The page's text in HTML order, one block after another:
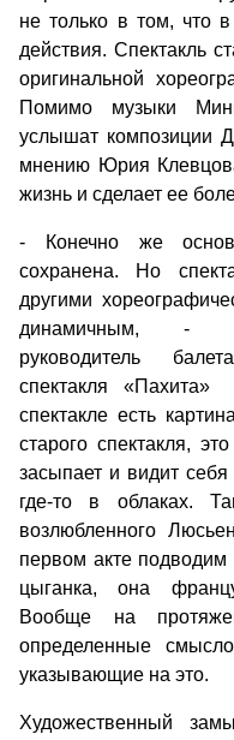
не только в том, что
действия. Спектакль
оригинальной
Помимо музыки
услышат композиции
мнению Юрия
жизнь и сделает ее
- Конечно же
сохранена. Но
другими
динамичным, -
руководитель
спектакля
спектакле есть
старого спектакля,
засыпает и видит
где-то в облаках.
возлюбленного
первом акте
цыганка, она
Вообще на
определенные
указывающие на это.
Художественный